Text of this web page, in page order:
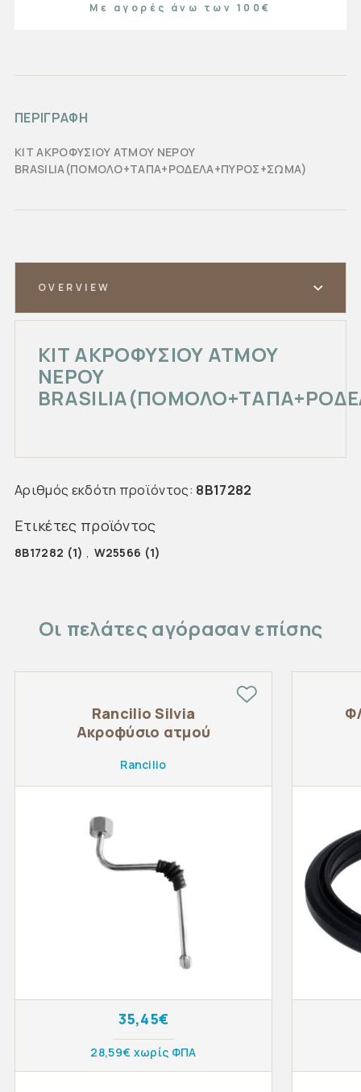
ΠΕΡΙΓΡΑΦΗ
ΚΙΤ ΑΚΡΟΦΥΣΙΟΥ ΑΤΜΟΥ ΝΕΡΟΥ
BRASILIA(ΠΟΜΟΛΟ+ΤΑΠΑ+ΡΟΔΕΛΑ+ΠΥΡΟΣ+ΣΩΜΑ)
Με αγορές άνω των 100€
OVERVIEW
ΚΙΤ ΑΚΡΟΦΥΣΙΟΥ ΑΤΜΟΥ
ΝΕΡΟΥ
Αριθμός εκδότη προϊόντος: 8B17282
Ετικέτες προϊόντος
8B17282 (1) , W25566 (1)
Οι πελάτες αγόρασαν επίσης
Rancilio Silvia
Ακροφύσιο ατμού
Rancilio
35,45€
28,59€ χωρίς ΦΠΑ